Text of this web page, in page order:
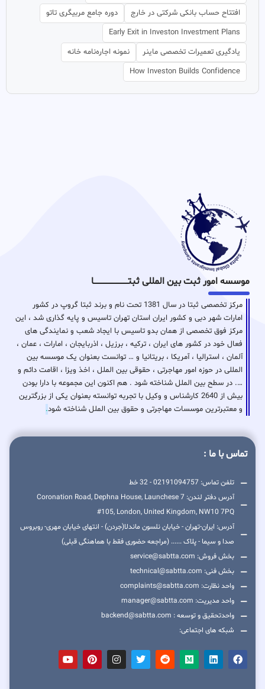
افتتاح حساب بانکی شرکتی در خارج
دوره جامع مربیگری تاتو
Early Exit in Investon Investment Plans
یادگیری تعمیرات تخصصی ماینر
نمونه اجاره‌نامه خانه
How Investon Builds Confidence
موسسه امور ثبت بین المللی ثبتـــــــــــــــــــــــــــــا
مرکز تخصصی ثبتا در سال 1381 تحت نام و برند ثبتا گروپ در کشور
امارات شهر دبی و کشور ایران استان تهران تاسیس و پایه گذاری شد ، این
مرکز فوق تخصصی از همان بدو تاسیس با ایجاد شعب و نمایندگی های
فعال خود در کشور های ایران ، ترکیه ، برزیل ، اذربایجان ، امارات ، عمان ،
آلمان ، استرالیا ، آمریکا ، بریتانیا و … توانست بعنوان یک موسسه بین
المللی در حوزه امور مهاجرتی ، حقوقی بین الملل ، اخذ ویزا ، اقامت دائم و
…. در سطح بین الملل شناخته شود . هم اکنون این مجموعه با دارا بودن
بیش از 2640 کارشناس و وکیل با تجربه توانسته بعنوان یکی از بزرگترین
و معتبرترین موسسات مهاجرتی و حقوق بین الملل شناخته شود.
تماس با ما :
تلفن تماس: 02191094757 - 32 خط
آدرس دفتر لندن: 7 Coronation Road, Dephna House, Launchese
#105, London, United Kingdom, NW10 7PQ
آدرس: ایران-تهران - خیابان نلسون ماندلا(جردن) - انتهای خیابان مهری- روبروس
صدا و سیما - پلاک ...... (مراجعه حضوری فقط با هماهنگی قبلی)
بخش فروش: service@sabtta.com
بخش فنی: technical@sabtta.com
واحد نظارت: complaints@sabtta.com
واحد مدیریت: manager@sabtta.com
واحدتحقیق و توسعه : backend@sabtta.com
شبکه های اجتماعی: